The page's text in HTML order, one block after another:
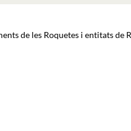
de les Roquetes i entitats de